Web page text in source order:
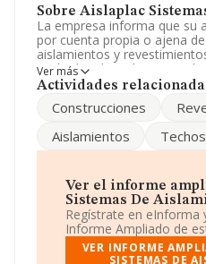
Sobre Aislaplac
La empresa informa que su
por cuenta propia o ajena
aislamientos y
acabados de techos en toda
comerciales y viviendas la
referencia CNAE
no tiene actividad en
disposición de INFORMA,
empleados por debajo de
Su página web es
La compañíaAislaplac
Ver más
Actividades
Construcciones
Aislamientos
Techos
Ver el informe
Sistemas De
Regístrate en eInforma
Informe Ampliado de
VER INFORME
SISTEMAS DE